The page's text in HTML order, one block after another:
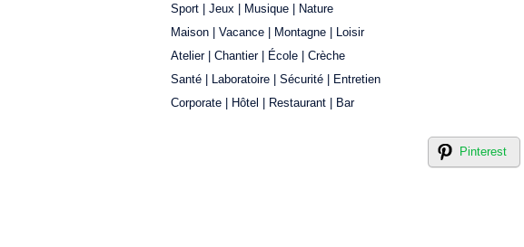
Sport | Jeux | Musique | Nature
Maison | Vacance | Montagne | Loisir
Atelier | Chantier | École | Crèche
Santé | Laboratoire | Sécurité | Entretien
Corporate | Hôtel | Restaurant | Bar
Pinterest